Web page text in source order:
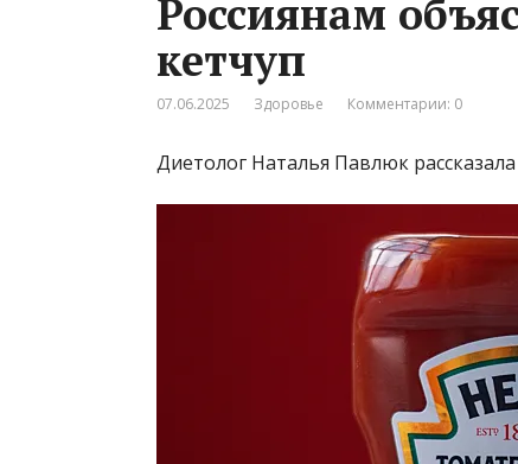
Россиянам
кетчуп
07.06.2025 Здоровье Комментарии: 0
Диетолог Наталья Павлюк